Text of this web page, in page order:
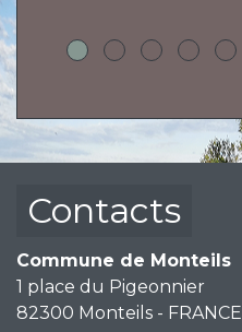
Contacts
Commune de Monteils
1 place du Pigeonnier
82300 Monteils - FRANCE